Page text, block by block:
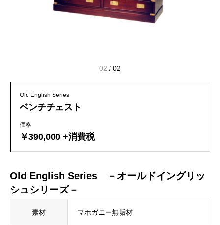
02 / 02
Old English Series
ベンチチェスト
価格
￥390,000 +消費税
Old English Series －オールドイングリッ
シュシリーズ－
素材 マホガニー無垢材